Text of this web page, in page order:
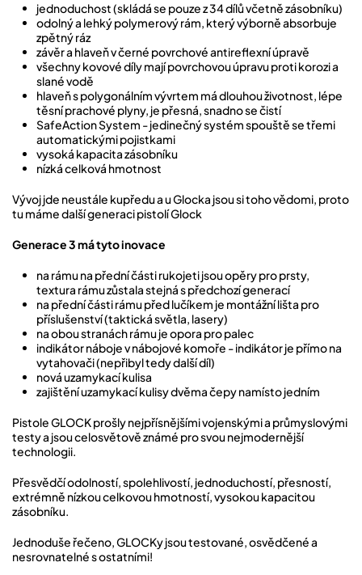
jednoduchost (skládá se pouze z 34 dílů včetně zásobníku)
odolný a lehký polymerový rám, který výborně absorbuje
zpětný ráz
závěr a hlaveň v černé povrchové antireflexní úpravě
všechny kovové díly mají povrchovou úpravu proti korozi a
slané vodě
hlaveň s polygonálním vývrtem má dlouhou životnost, lépe
těsní prachové plyny, je přesná, snadno se čistí
SafeAction System - jedinečný systém spouště se třemi
automatickými pojistkami
vysoká kapacita zásobníku
nízká celková hmotnost
Vývoj jde neustále kupředu a u Glocka jsou si toho vědomi, proto
tu máme další generaci pistolí Glock
Generace 3 má tyto inovace
na rámu na přední části rukojeti jsou opěry pro prsty,
textura rámu zůstala stejná s předchozí generací
na přední části rámu před lučíkem je montážní lišta pro
příslušenství (taktická světla, lasery)
na obou stranách rámu je opora pro palec
indikátor náboje v nábojové komoře - indikátor je přímo na
vytahovači (nepřibyl tedy další díl)
nová uzamykací kulisa
zajištění uzamykací kulisy dvěma čepy namísto jedním
Pistole GLOCK prošly nejpřísnějšími vojenskými a průmyslovými
testy a jsou celosvětově známé pro svou nejmodernější
technologii.
Přesvědčí odolností, spolehlivostí, jednoduchostí, přesností,
extrémně nízkou celkovou hmotností, vysokou kapacitou
zásobníku.
Jednoduše řečeno, GLOCKy jsou testované, osvědčené a
nesrovnatelné s ostatními!